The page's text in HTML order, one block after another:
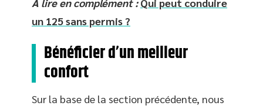
un 125 sans permis ?
Bénéficier d’un meilleur
confort
Sur la base de la section précédente, nous